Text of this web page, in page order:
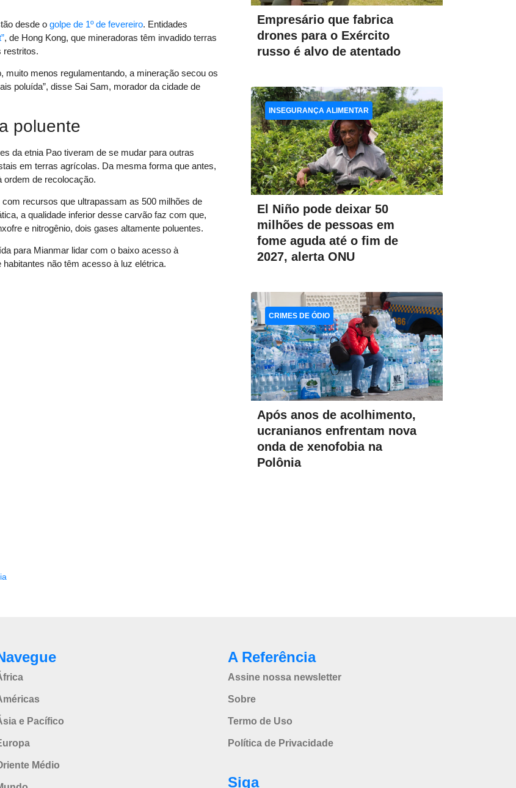
desde o golpe de 1º de fevereiro. Entidades
, de Hong Kong, que mineradoras têm invadido terras
restritos.
muito menos regulamentando, a mineração secou os
poluída”, disse Sai Sam, morador da cidade de
poluente
da etnia Pao tiveram de se mudar para outras
em terras agrícolas. Da mesma forma que antes,
de recolocação.
recursos que ultrapassam as 500 milhões de
a qualidade inferior desse carvão faz com que,
e nitrogênio, dois gases altamente poluentes.
para Mianmar lidar com o baixo acesso à
não têm acesso à luz elétrica.
Empresário que fabrica
drones para o Exército
russo é alvo de atentado
El Niño pode deixar 50
milhões de pessoas em
fome aguda até o fim de
2027, alerta ONU
INSEGURANÇA ALIMENTAR
Após anos de acolhimento,
ucranianos enfrentam nova
onda de xenofobia na
Polônia
CRIMES DE ÓDIO
e Pacífico
Médio
A Referência
Assine nossa newsletter
Sobre
Termo de Uso
Política de Privacidade
Siga